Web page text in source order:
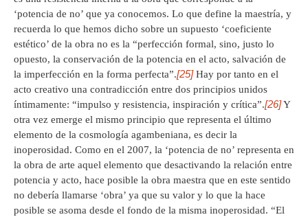
‘potencia de no’ que ya conocemos. Lo que define la maestría, y
recuerda lo que hemos dicho sobre un supuesto ‘coeficiente
estético’ de la obra no es la “perfección formal, sino, justo lo
opuesto, la conservación de la potencia en el acto, salvación de
la imperfección en la forma perfecta”.[25]Hay por tanto en el
acto creativo una contradicción entre dos principios unidos
íntimamente: “impulso y resistencia, inspiración y crítica”.[26]Y
otra vez emerge el mismo principio que representa el último
elemento de la cosmología agambeniana, es decir la
inoperosidad. Como en el 2007, la ‘potencia de no’ representa en
la obra de arte aquel elemento que desactivando la relación entre
potencia y acto, hace posible la obra maestra que en este sentido
no debería llamarse ‘obra’ ya que su valor y lo que la hace
posible se asoma desde el fondo de la misma inoperosidad. “El